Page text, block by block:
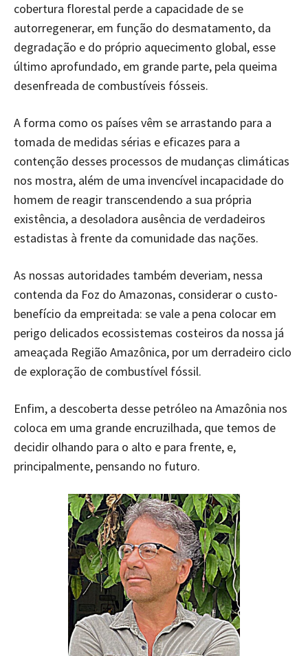
cobertura florestal perde a capacidade de se
autorregenerar, em função do desmatamento, da
degradação e do próprio aquecimento global, esse
último aprofundado, em grande parte, pela queima
desenfreada de combustíveis fósseis.
A forma como os países vêm se arrastando para a
tomada de medidas sérias e eficazes para a
contenção desses processos de mudanças climáticas
nos mostra, além de uma invencível incapacidade do
homem de reagir transcendendo a sua própria
existência, a desoladora ausência de verdadeiros
estadistas à frente da comunidade das nações.
As nossas autoridades também deveriam, nessa
contenda da Foz do Amazonas, considerar o custo-
benefício da empreitada: se vale a pena colocar em
perigo delicados ecossistemas costeiros da nossa já
ameaçada Região Amazônica, por um derradeiro ciclo
de exploração de combustível fóssil.
Enfim, a descoberta desse petróleo na Amazônia nos
coloca em uma grande encruzilhada, que temos de
decidir olhando para o alto e para frente, e,
principalmente, pensando no futuro.